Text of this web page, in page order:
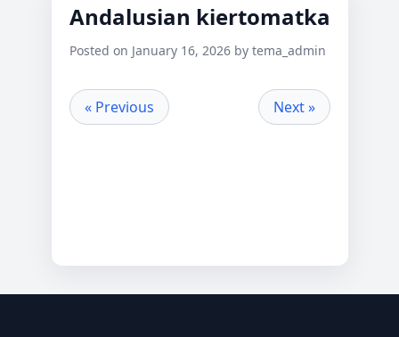
Andalusian kiertomatka
Posted on January 16, 2026 by tema_admin
« Previous Next »